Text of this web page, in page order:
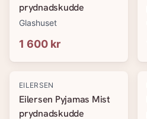
prydnadskudde
Glashuset
1 600 kr
EILERSEN
Eilersen Pyjamas Mist
prydnadskudde